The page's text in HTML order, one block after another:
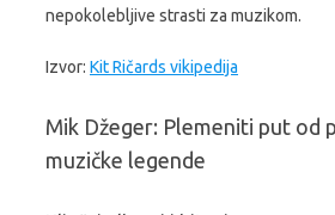
nepokolebljive strasti za muzikom.
Izvor: Kit Ričards vikipedija
Mik Džeger: Plemeniti put od
muzičke legende